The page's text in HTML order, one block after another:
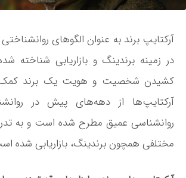
آرکتایپ‌ برند به عنوان الگوهای
در زمینه برندینگ و بازاریابی شناخته
کشیدن شخصیت و هویت یک برند کمک
آرکتایپ‌ها از دهه‌های پیش در
روانشناسی عمیق مطرح شده است و به
مختلفی همچون برندینگ، بازاریابی شده